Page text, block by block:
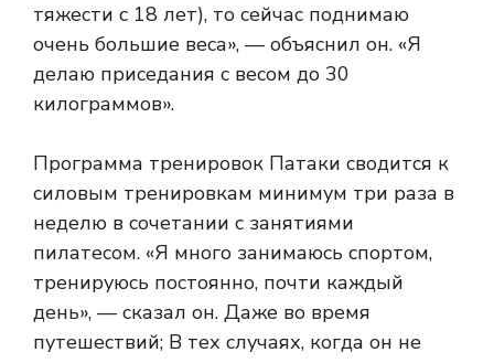
тяжести с 18 лет), то сейчас поднимаю
очень большие веса», — объяснил он. «Я
делаю приседания с весом до 30
килограммов».
Программа тренировок Патаки сводится к
силовым тренировкам минимум три раза в
неделю в сочетании с занятиями
пилатесом. «Я много занимаюсь спортом,
тренируюсь постоянно, почти каждый
день», — сказал он. Даже во время
путешествий; В тех случаях, когда он не